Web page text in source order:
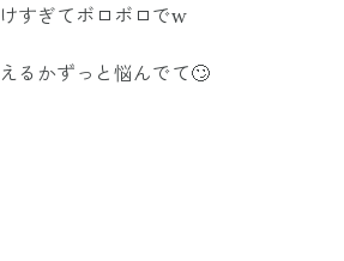
すぎてボロボロでw
るかずっと悩んでて🙄